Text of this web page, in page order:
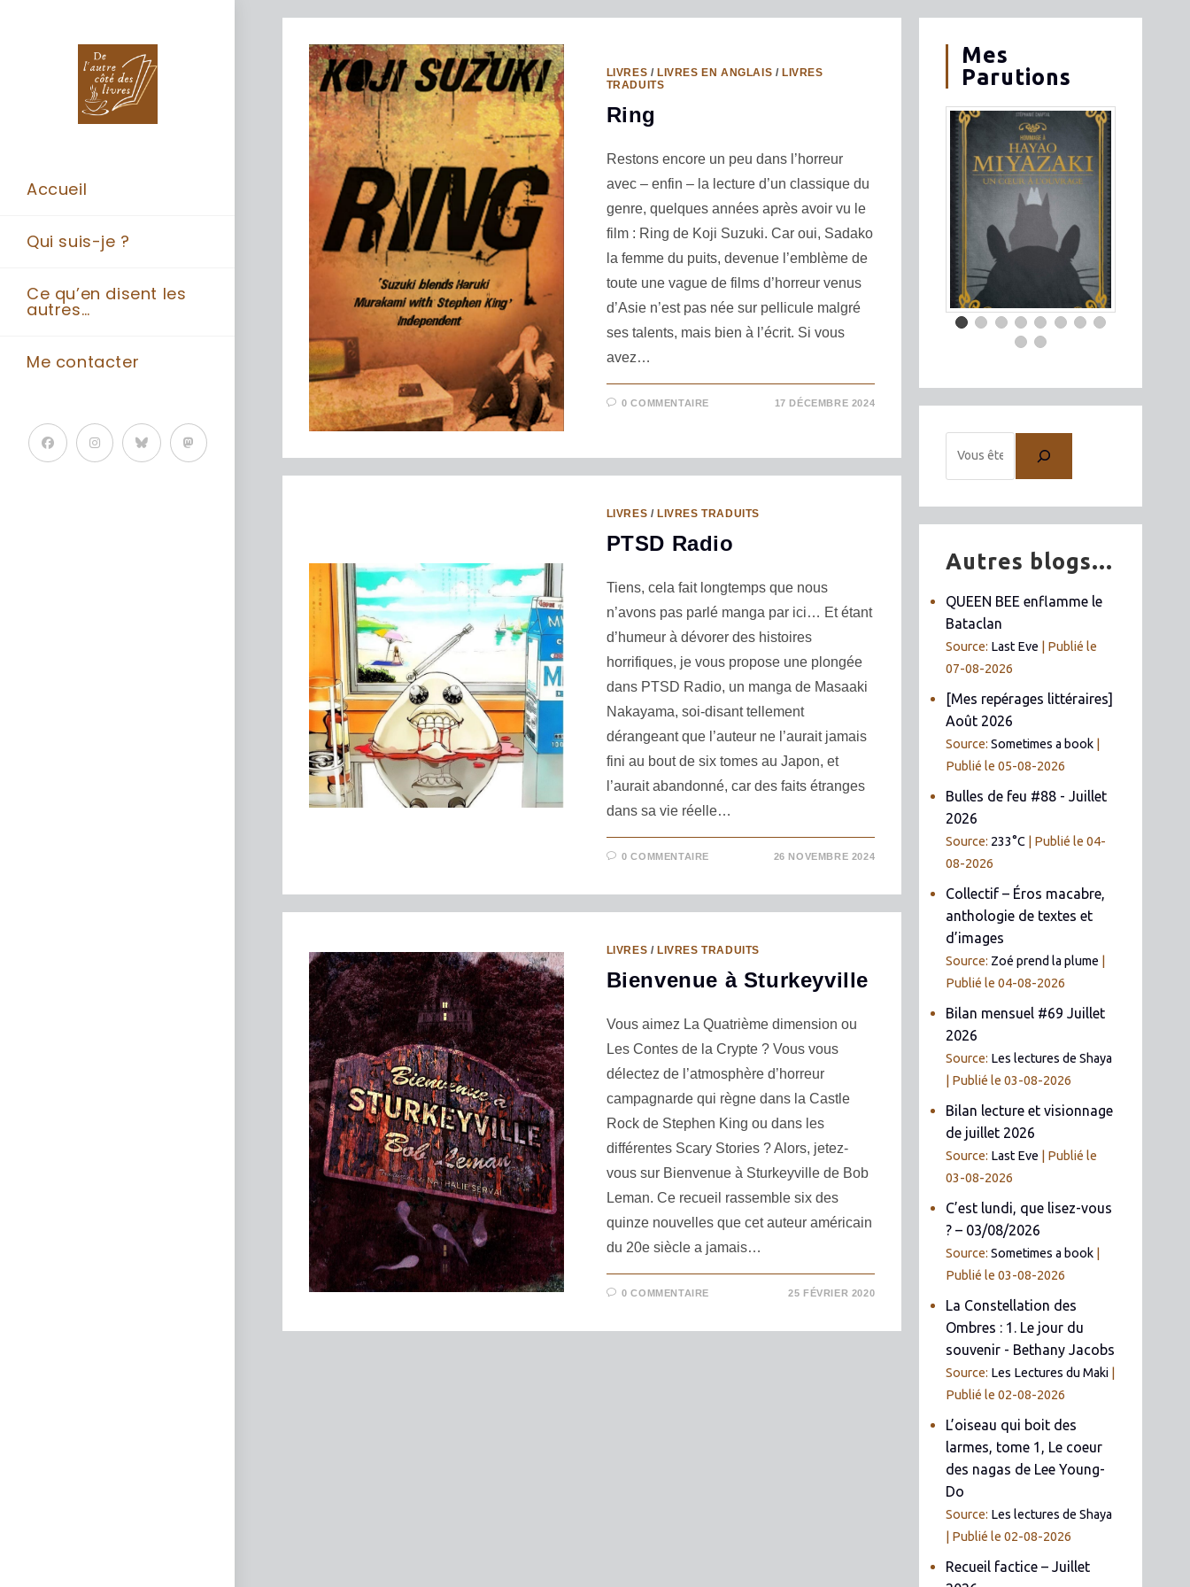
Accueil
Qui suis-je ?
Ce qu’en disent les
autres…
Me contacter
LIVRES / LIVRES EN ANGLAIS / LIVRES
TRADUITS
Ring
Restons encore un peu dans l’horreur
avec – enfin – la lecture d’un classique du
genre, quelques années après avoir vu le
film : Ring de Koji Suzuki. Car oui, Sadako
la femme du puits, devenue l’emblème de
toute une vague de films d’horreur venus
d’Asie n’est pas née sur pellicule malgré
ses talents, mais bien à l’écrit. Si vous
avez…
0 COMMENTAIRE 17 DÉCEMBRE 2024
LIVRES / LIVRES TRADUITS
PTSD Radio
Tiens, cela fait longtemps que nous
n’avons pas parlé manga par ici… Et étant
d’humeur à dévorer des histoires
horrifiques, je vous propose une plongée
dans PTSD Radio, un manga de Masaaki
Nakayama, soi-disant tellement
dérangeant que l’auteur ne l’aurait jamais
fini au bout de six tomes au Japon, et
l’aurait abandonné, car des faits étranges
dans sa vie réelle…
0 COMMENTAIRE 26 NOVEMBRE 2024
LIVRES / LIVRES TRADUITS
Bienvenue à Sturkeyville
Vous aimez La Quatrième dimension ou
Les Contes de la Crypte ? Vous vous
délectez de l’atmosphère d’horreur
campagnarde qui règne dans la Castle
Rock de Stephen King ou dans les
différentes Scary Stories ? Alors, jetez-
vous sur Bienvenue à Sturkeyville de Bob
Leman. Ce recueil rassemble six des
quinze nouvelles que cet auteur américain
du 20e siècle a jamais…
0 COMMENTAIRE 25 FÉVRIER 2020
Mes
Parutions
Autres blogs...
QUEEN BEE enflamme le
Bataclan
Source: Last Eve
Publié le
07-08-2026
[Mes repérages littéraires]
Août 2026
Source:Sometimes a book
Publié le 05-08-2026
Bulles de feu #88 - Juillet
2026
Source: 233°C
Publié le 04-
08-2026
Collectif – Éros macabre,
anthologie de textes et
d’images
Source: Zoé prend la plume
Publié le 04-08-2026
Bilan mensuel #69 Juillet
2026
Source: Les lectures de Shaya
Publié le 03-08-2026
Bilan lecture et visionnage
de juillet 2026
Source: Last Eve
Publié le
03-08-2026
C’est lundi, que lisez-vous
? – 03/08/2026
Source:Sometimes a book
Publié le 03-08-2026
La Constellation des
Ombres : 1. Le jour du
souvenir - Bethany Jacobs
Source: Les Lectures du Maki
Publié le 02-08-2026
L’oiseau qui boit des
larmes, tome 1, Le coeur
des nagas de Lee Young-
Do
Source: Les lectures de Shaya
Publié le 02-08-2026
Recueil factice – Juillet